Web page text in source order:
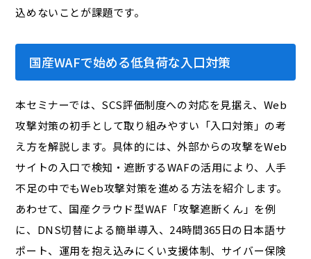
込めないことが課題です。
国産WAFで始める低負荷な入口対策
本セミナーでは、SCS評価制度への対応を見据え、Web
攻撃対策の初手として取り組みやすい「入口対策」の考
え方を解説します。具体的には、外部からの攻撃をWeb
サイトの入口で検知・遮断するWAFの活用により、人手
不足の中でもWeb攻撃対策を進める方法を紹介します。
あわせて、国産クラウド型WAF「攻撃遮断くん」を例
に、DNS切替による簡単導入、24時間365日の日本語サ
ポート、運用を抱え込みにくい支援体制、サイバー保険